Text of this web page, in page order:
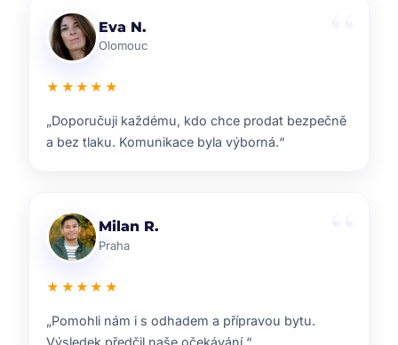
Lenka T.
Plzeň
★★★★★
„Velmi příjemná spolupráce. Každý krok nám
vysvětlili a vždy jsme věděli, co nás čeká.“
Ondřej S.
Liberec
★★★★★
„ZOO reality nám pomohli s prodejem domu i s
navazujícím hledáním nového bydlení.“